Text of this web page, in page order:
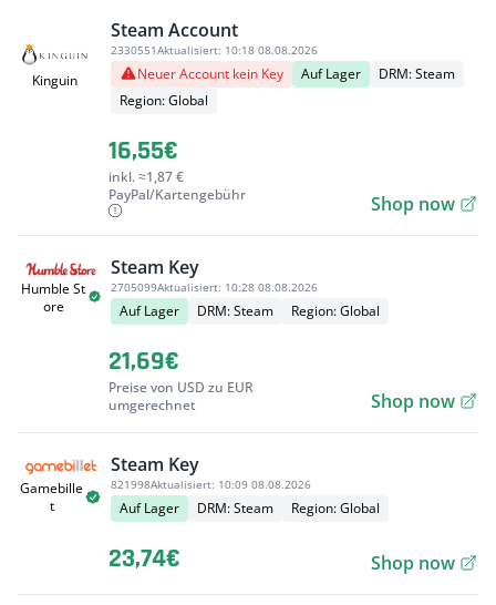
Kinguin
Steam Account
2330551Aktualisiert: 10:18 08.08.2026
Neuer Account kein Key Auf Lager
DRM: Steam
Region: Global
16,55€
inkl. ≈1,87 €
PayPal/Kartengebühr
Shop now
Humble St
ore
Steam Key
2705099Aktualisiert: 10:28 08.08.2026
Auf Lager DRM: Steam Region: Global
21,69€
Preise von USD zu EUR
umgerechnet
Shop now
Gamebille
t
Steam Key
821998Aktualisiert: 10:09 08.08.2026
Auf Lager DRM: Steam Region: Global
23,74€ Shop now